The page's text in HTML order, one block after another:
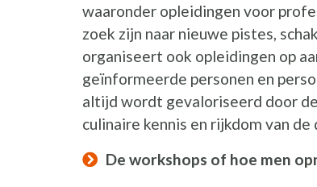
waaronder opleidingen voor
zoek zijn naar nieuwe pistes,
organiseert ook opleidingen op
geïnformeerde personen en
altijd wordt gevaloriseerd door
culinaire kennis en rijkdom van de
De workshops of hoe men